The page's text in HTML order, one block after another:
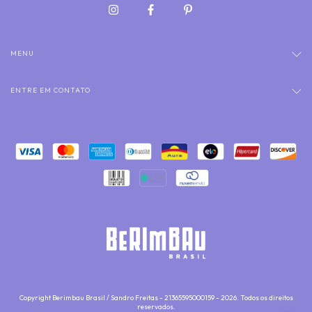
MENU
ENTRE EM CONTATO
Copyright Berimbau Brasil / Sandro Freitas - 21365595000159 - 2026. Todos os direitos
reservados.